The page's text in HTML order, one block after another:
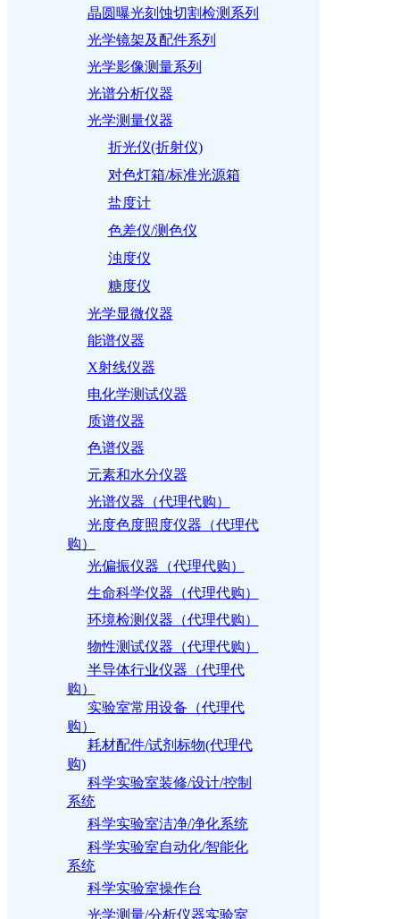
晶圆曝光刻蚀切割检测系列
光学镜架及配件系列
光学影像测量系列
光谱分析仪器
光学测量仪器
折光仪(折射仪)
对色灯箱/标准光源箱
盐度计
色差仪/测色仪
浊度仪
糖度仪
光学显微仪器
能谱仪器
X射线仪器
电化学测试仪器
质谱仪器
色谱仪器
元素和水分仪器
光谱仪器（代理代购）
光度色度照度仪器（代理代
购）
光偏振仪器（代理代购）
生命科学仪器（代理代购）
环境检测仪器（代理代购）
物性测试仪器（代理代购）
半导体行业仪器（代理代
购）
实验室常用设备（代理代
购）
耗材配件/试剂标物(代理代
购)
科学实验室装修/设计/控制
系统
科学实验室洁净/净化系统
科学实验室自动化/智能化
系统
科学实验室操作台
光学测量/分析仪器实验室